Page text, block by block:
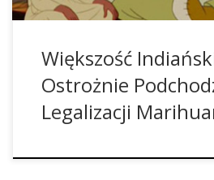
Większość
Ostrożnie
Legalizacji